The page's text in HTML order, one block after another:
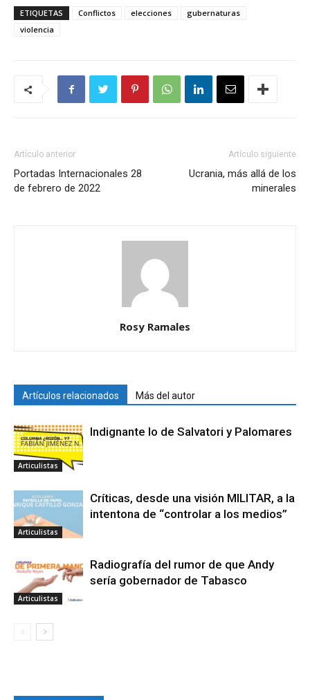
ETIQUETAS Conflictos elecciones
gubernaturas
violencia
Artículo anterior
Portadas Internacionales 28
de febrero de 2022
Artículo siguiente
Ucrania, más allá de los
minerales
Rosy Ramales
Artículos relacionados Más del autor
Articulistas
Indignante lo de Salvatori y Palomares
Articulistas
Críticas, desde una visión MILITAR, a la
intentona de “controlar a los medios”
Articulistas
Radiografía del rumor de que Andy
sería gobernador de Tabasco